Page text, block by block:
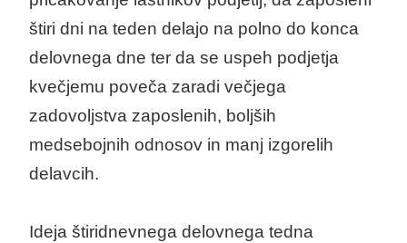
štiri dni na teden delajo na polno do konca
delovnega dne ter da se uspeh podjetja
kvečjemu poveča zaradi večjega
zadovoljstva zaposlenih, boljših
medsebojnih odnosov in manj izgorelih
delavcih.
Ideja štiridnevnega delovnega tedna